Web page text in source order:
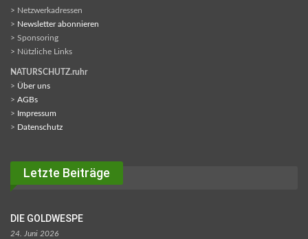
> Netzwerkadressen
> Newsletter abonnieren
> Sponsoring
> Nützliche Links
NATURSCHUTZ.ruhr
> Über uns
> AGBs
> Impressum
> Datenschutz
Letzte Beiträge
DIE GOLDWESPE
24. Juni 2026